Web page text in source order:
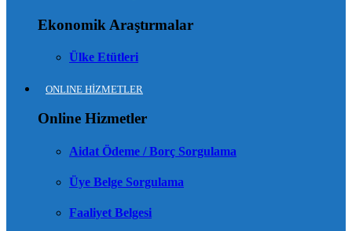
Ekonomik Araştırmalar
Ülke Etütleri
ONLINE HİZMETLER
Online Hizmetler
Aidat Ödeme / Borç Sorgulama
Üye Belge Sorgulama
Faaliyet Belgesi